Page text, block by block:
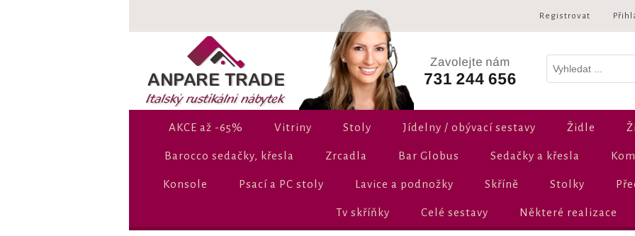
Registrovat
AKCE až -65% Vitriny Stoly Jídelny / obývací sestavy Židle
Barocco sedačky, křesla Zrcadla Bar Globus Sedačky a křesla
Konsole Psací a PC stoly Lavice a podnožky Skříně Stolky
Tv skříňky Celé sestavy Některé realizace